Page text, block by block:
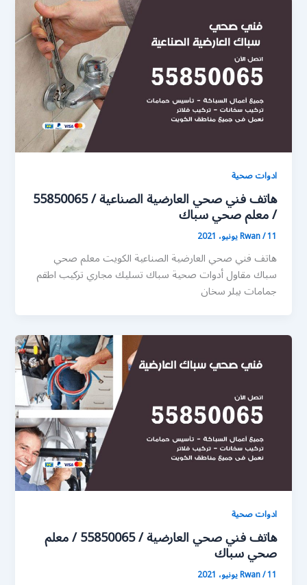
ادوات صحية
هاتف فني صحي العارضية الصناعية / 55850065
/ معلم صحي سباك
Rwan/11 يونيو، 2021
هاتف فني صحي العارضية الصناعية الكويت معلم صحي
سباك مقاول أدوات صحية سباك تسليك مجاري تركيب اطقم
جمامات بيلر سخان
ادوات صحية
هاتف فني صحي العارضية / 55850065 / معلم
صحي سباك
Rwan/11 يونيو، 2021